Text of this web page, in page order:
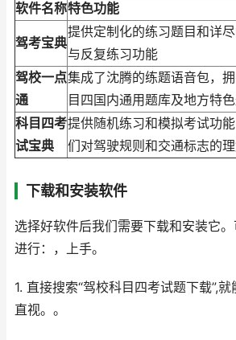
软件名称特色功能
驾考宝典
提供定制化的练习题目和详
与反复练习功能
驾校一点
通
集成了沈腾的练题语音包，
目四国内通用题库及地方特
科目四考
试宝典
提供随机练习和模拟考试功
们对驾驶规则和交通标志的
下载和安装软件
选择好软件后我们需要下载和安装它
进行：，上手。
1. 直接搜索“驾校科目四考试题下载”,
直视。。